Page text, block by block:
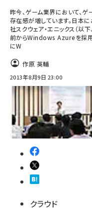
昨今、ゲーム業界において、ゲ
存在感が増しています。日本
社スクウェア・エニックス（以
前からWindows Azureを採用
にW
作原 英輔
2013年8月9日 23:00
クラウド